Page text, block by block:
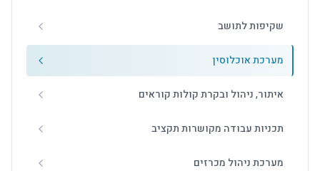
שקיפות לתושב
מערכת אוכלוסין
איתור, ניהול ובקרת קולות קוראים
תכניות עבודה מקושרות תקציב
מערכת ניהול מכרזים